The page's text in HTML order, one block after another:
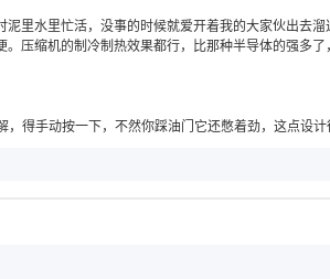
里水里忙活，没事的时候就爱开着我的大家伙出去
压缩机的制冷制热效果都行，比那种半导体的强
得手动按一下，不然你踩油门它还憋着劲，这点设计